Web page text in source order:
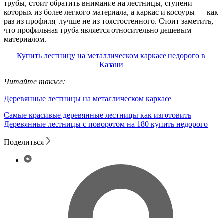
трубы, стоит обратить внимание на лестницы, ступени
которых из более легкого материала, а каркас и косоуры — как
раз из профиля, лучше не из толстостенного. Стоит заметить,
что профильная труба является относительно дешевым
материалом.
Купить лестницу на металлическом каркасе недорого в
Казани
Читайте также:
Деревянные лестницы на металлическом каркасе
Самые красивые деревянные лестницы как изготовить
Деревянные лестницы с поворотом на 180 купить недорого
Поделиться